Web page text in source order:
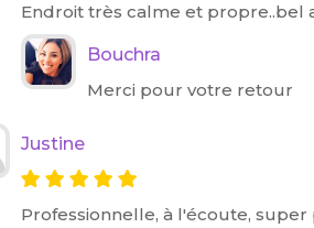
Endroit très calme et propre..bel
Bouchra
Merci pour votre retour
Justine
Professionnelle, à l'écoute,